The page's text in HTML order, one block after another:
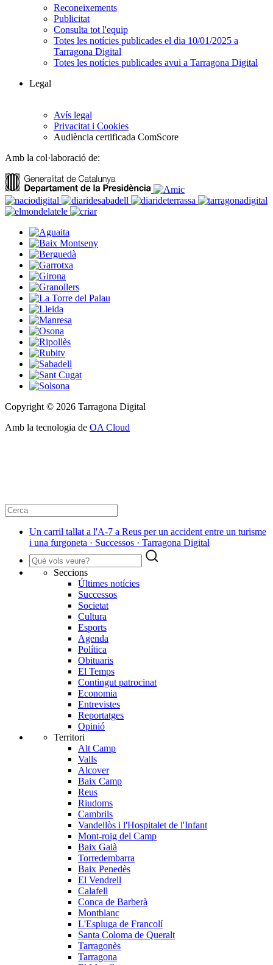
Reconeixements
Publicitat
Consulta tot l'equip
Totes les notícies publicades el dia 10/01/2025 a
Tarragona Digital
Totes les notícies publicades avui a Tarragona Digital
Legal
Avís legal
Privacitat i Cookies
Audiència certificada ComScore
Amb la col·laboració de:
Copyright © 2026 Tarragona Digital
Amb la tecnologia de OA Cloud
Un carril tallat a l'A-7 a Reus per un accident entre un turisme
i una furgoneta · Successos · Tarragona Digital
Seccions
Últimes notícies
Successos
Societat
Cultura
Esports
Agenda
Política
Obituaris
El Temps
Contingut patrocinat
Economia
Entrevistes
Reportatges
Opinió
Territori
Alt Camp
Valls
Alcover
Baix Camp
Reus
Riudoms
Cambrils
Vandellòs i l'Hospitalet de l'Infant
Mont-roig del Camp
Baix Gaià
Torredembarra
Baix Penedès
El Vendrell
Calafell
Conca de Barberà
Montblanc
L'Espluga de Francolí
Santa Coloma de Queralt
Tarragonès
Tarragona